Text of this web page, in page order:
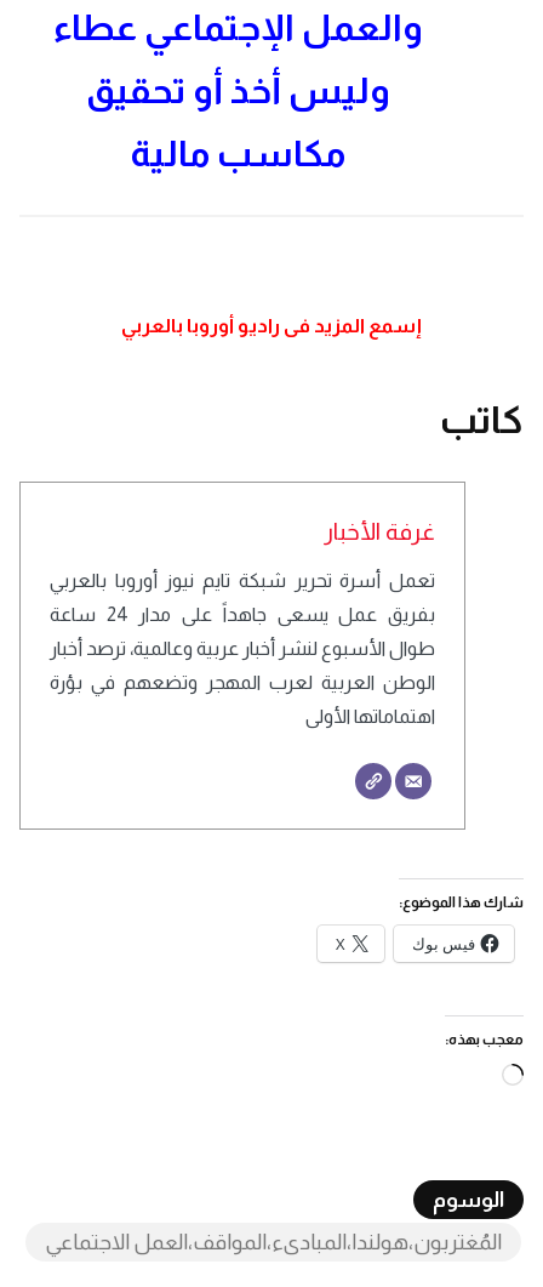
والعمل الإجتماعي عطاء
وليس أخذ أو تحقيق
مكاسب مالية
إسمع المزيد فى راديو أوروبا بالعربي
كاتب
غرفة الأخبار
تعمل أسرة تحرير شبكة تايم نيوز أوروبا بالعربي
بفريق عمل يسعى جاهداً على مدار 24 ساعة
طوال الأسبوع لنشر أخبار عربية وعالمية، ترصد أخبار
الوطن العربية لعرب المهجر وتضعهم في بؤرة
اهتماماتها الأولى
شارك هذا الموضوع:
فيس بوك X
معجب بهذه:
جاري
الوسوم
المُغتربون،هولندا،المبادىء،المواقف،العمل الاجتماعي